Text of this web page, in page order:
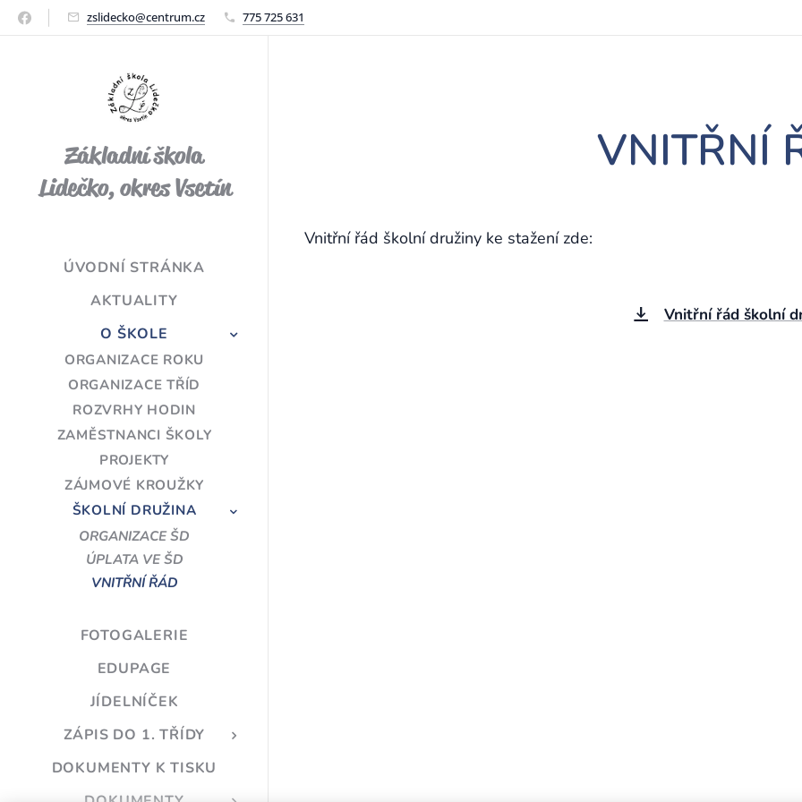
zslidecko@centrum.cz 775 725 631
Základní škola
Lidečko, okres Vsetín
ÚVODNÍ STRÁNKA
AKTUALITY
O ŠKOLE
ORGANIZACE ROKU
ORGANIZACE TŘÍD
ROZVRHY HODIN
ZAMĚSTNANCI ŠKOLY
PROJEKTY
ZÁJMOVÉ KROUŽKY
ŠKOLNÍ DRUŽINA
ORGANIZACE ŠD
ÚPLATA VE ŠD
VNITŘNÍ ŘÁD
FOTOGALERIE
EDUPAGE
JÍDELNÍČEK
ZÁPIS DO 1. TŘÍDY
DOKUMENTY K TISKU
VNITŘNÍ
Vnitřní řád školní družiny ke stažení zde:
Vnitřní řád školní